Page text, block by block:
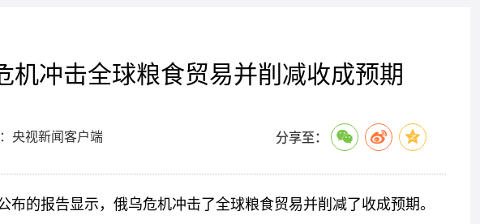
机冲击全球粮食贸易并削减收成预期
央视新闻客户端 分享至：
布的报告显示，俄乌危机冲击了全球粮食贸易并削减了收成预期。